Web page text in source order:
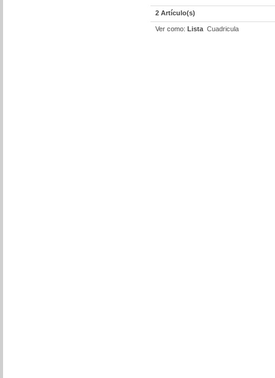
2 Artículo(s)
Ver como: Lista Cuadricula